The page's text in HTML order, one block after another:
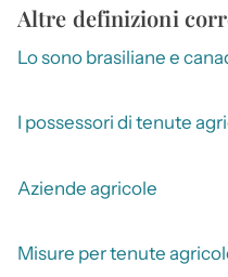
Altre definizioni
Lo sono brasiliane e
I possessori di tenute
Aziende agricole
Misure per tenute